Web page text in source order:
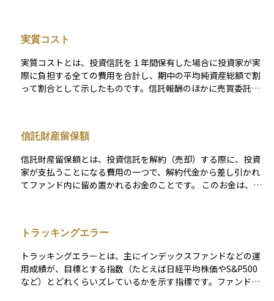
す。 同じファンドタイプなら総経費率 TER（Total Expense R
留意して商品選択を行うことが重要です。
長期投資を考える初心者にとっては、手数料の負担が少ないこ
とは大きなメリットといえます。ただし、ノーロードでも信託
報酬などの運用中にかかる費用はあるため、商品の内容をしっ
かり確認することが大切です。
実質コスト
実質コストとは、投資信託を１年間保有した場合に投資家が実
際に負担する全ての費用を合計し、期中の平均純資産総額で割
って割合として示したものです。信託報酬のほかに売買委託手
数値を知ることはできませんが、同じカテゴリのファンド同士
を費用面で比較する際に最も実態に近い指標として役立ちま
す。
信託財産留保額
信託財産留保額とは、投資信託を解約（売却）する際に、投資
家が支払うことになる費用の一つで、解約代金から差し引かれ
てファンド内に留め置かれるお金のことです。 このお金は、運
ければならず、その際に売却コストが発生します。このコスト
をすべての投資家に負担させると不公平になるため、解約者に
信託財産留保額という形で部分的に負担してもらうのです。つ
まり、長くファンドを保有する投資家の利益を守る仕組みとし
て設定されています。
トラッキングエラー
トラッキングエラーとは、主にインデックスファンドなどの運
用成績が、目標とする指数（たとえば日経平均株価やS&P500
など）とどれくらいズレているかを示す指標です。ファンドは